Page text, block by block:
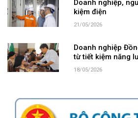
Doanh nghiệp,
kiệm điện
21/05/2026
Doanh nghiệp
từ tiết kiệm năng
18/05/2026